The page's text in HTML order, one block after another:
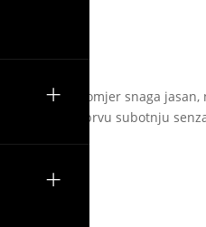
+
+
papiru je omjer snaga
vidjeti prvu subotnju